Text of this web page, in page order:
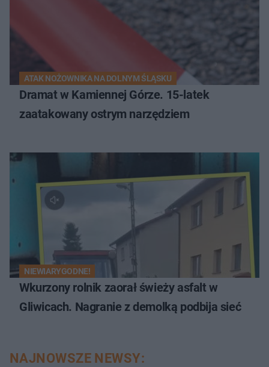
ATAK NOŻOWNIKA NA DOLNYM ŚLĄSKU
Dramat w Kamiennej Górze. 15-latek
zaatakowany ostrym narzędziem
NIEWIARYGODNE!
Wkurzony rolnik zaorał świeży asfalt w
Gliwicach. Nagranie z demolką podbija sieć
NAJNOWSZE NEWSY: